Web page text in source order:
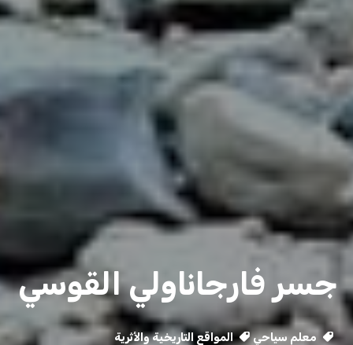
جسر فارجاناولي القوسي
معلم سياحي
المواقع التاريخية والأثرية